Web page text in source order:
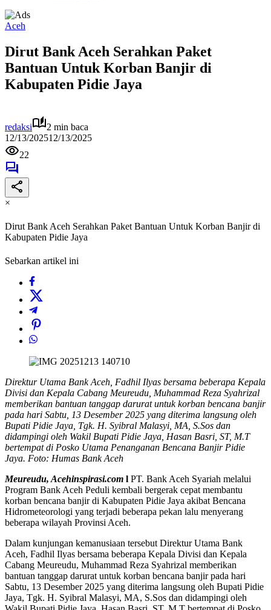
Aceh
Dirut Bank Aceh Serahkan Paket
Bantuan Untuk Korban Banjir di
Kabupaten Pidie Jaya
redaksi
2 min baca
12/13/202512/13/2025
22
×
Dirut Bank Aceh Serahkan Paket Bantuan Untuk Korban Banjir di
Kabupaten Pidie Jaya
Sebarkan artikel ini
Direktur Utama Bank Aceh, Fadhil Ilyas bersama beberapa Kepala
Divisi dan Kepala Cabang Meureudu, Muhammad Reza Syahrizal
memberikan bantuan tanggap darurat untuk korban bencana banjir
pada hari Sabtu, 13 Desember 2025 yang diterima langsung oleh
Bupati Pidie Jaya, Tgk. H. Syibral Malasyi, MA, S.Sos dan
didampingi oleh Wakil Bupati Pidie Jaya, Hasan Basri, ST, M.T
bertempat di Posko Utama Penanganan Bencana Banjir Pidie
Jaya. Foto: Humas Bank Aceh
Meureudu, Acehinspirasi.com l PT. Bank Aceh Syariah melalui
Program Bank Aceh Peduli kembali bergerak cepat membantu
korban bencana banjir di Kabupaten Pidie Jaya akibat Bencana
Hidrometeorologi yang terjadi beberapa pekan lalu menyerang
beberapa wilayah Provinsi Aceh.
Dalam kunjungan kemanusiaan tersebut Direktur Utama Bank
Aceh, Fadhil Ilyas bersama beberapa Kepala Divisi dan Kepala
Cabang Meureudu, Muhammad Reza Syahrizal memberikan
bantuan tanggap darurat untuk korban bencana banjir pada hari
Sabtu, 13 Desember 2025 yang diterima langsung oleh Bupati Pidie
Jaya, Tgk. H. Syibral Malasyi, MA, S.Sos dan didampingi oleh